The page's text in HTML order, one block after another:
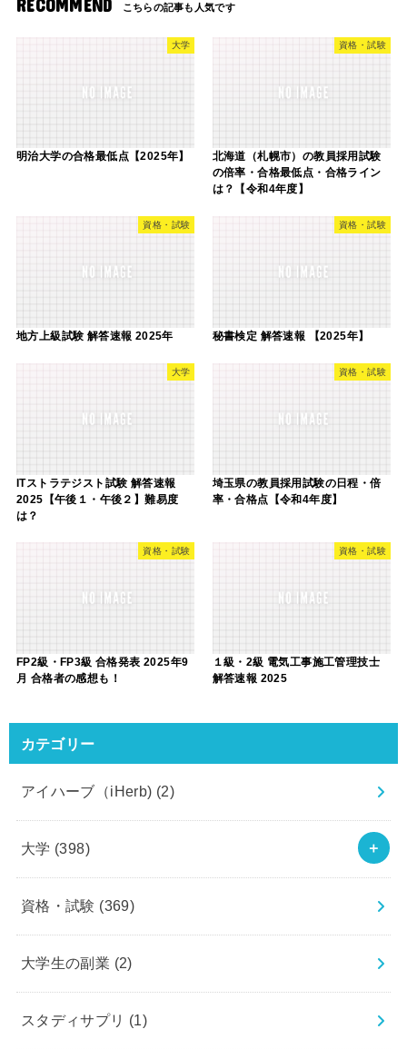
RECOMMEND
大学
明治大学の合格最低点【2025年】
資格・試験
北海道（札幌市）の教員採用試験
の倍率・合格最低点・合格ライン
は？【令和4年度】
資格・試験
地方上級試験 解答速報 2025年
資格・試験
秘書検定 解答速報 【2025年】
大学
ITストラテジスト試験 解答速報
2025【午後１・午後２】難易度
は？
資格・試験
埼玉県の教員採用試験の日程・倍
率・合格点【令和4年度】
資格・試験
FP2級・FP3級 合格発表 2025年9
月 合格者の感想も！
資格・試験
１級・2級 電気工事施工管理技士
解答速報 2025
カテゴリー
アイハーブ（iHerb) (2)
大学 (398)
資格・試験 (369)
大学生の副業 (2)
スタディサプリ (1)